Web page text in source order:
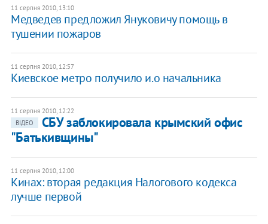
11 серпня 2010, 13:10
Медведев предложил Януковичу помощь в
тушении пожаров
11 серпня 2010, 12:57
Киевское метро получило и.о начальника
11 серпня 2010, 12:22
ВІДЕО
СБУ заблокировала крымский офис
"Батькивщины"
11 серпня 2010, 12:00
Кинах: вторая редакция Налогового кодекса
лучше первой